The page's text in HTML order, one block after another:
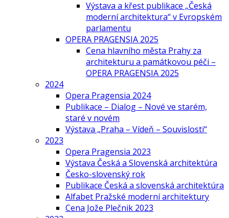
Výstava a křest publikace „Česká
moderní architektura“ v Evropském
parlamentu
OPERA PRAGENSIA 2025
Cena hlavního města Prahy za
architekturu a památkovou péči –
OPERA PRAGENSIA 2025
2024
Opera Pragensia 2024
Publikace – Dialog – Nové ve starém,
staré v novém
Výstava „Praha – Vídeň – Souvislosti“
2023
Opera Pragensia 2023
Výstava Česká a Slovenská architektúra
Česko-slovenský rok
Publikace Česká a slovenská architektúra
Alfabet Pražské moderní architektury
Cena Jože Plečnik 2023